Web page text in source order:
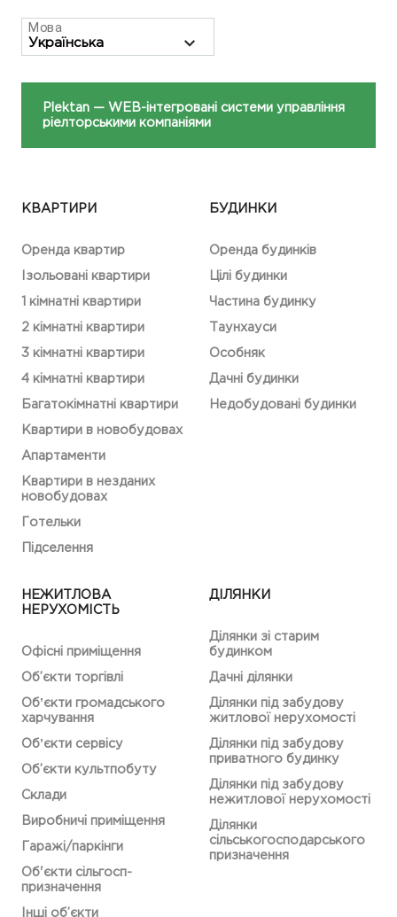
Мова
Plektan — WEB-інтегровані системи управління
ріелторськими компаніями
КВАРТИРИ
Оренда квартир
Ізольовані квартири
1 кімнатні квартири
2 кімнатні квартири
3 кімнатні квартири
4 кімнатні квартири
Багатокімнатні квартири
Квартири в новобудовах
Апартаменти
Квартири в незданих
новобудовах
Готельки
Підселення
БУДИНКИ
Оренда будинків
Цілі будинки
Частина будинку
Таунхауси
Особняк
Дачні будинки
Недобудовані будинки
НЕЖИТЛОВА
НЕРУХОМІСТЬ
Офісні приміщення
Об’єкти торгівлі
Обʼєкти громадського
харчування
Обʼєкти сервісу
Об’єкти культпобуту
Склади
Виробничі приміщення
Гаражі/паркінги
Об'єкти сільгосп-
призначення
Інші об’єкти
ДІЛЯНКИ
Ділянки зі старим
будинком
Дачні ділянки
Ділянки під забудову
житлової нерухомості
Ділянки під забудову
приватного будинку
Ділянки під забудову
нежитлової нерухомості
Ділянки
сільськогосподарського
призначення